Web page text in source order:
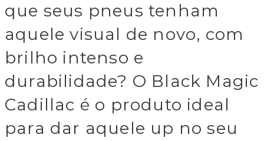
que seus pneus tenham
aquele visual de novo, com
brilho intenso e
durabilidade? O Black Magic
Cadillac é o produto ideal
para dar aquele up no seu